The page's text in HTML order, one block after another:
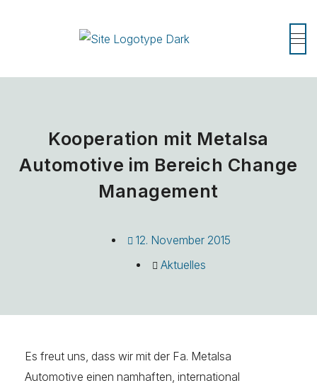
Kooperation mit Metalsa
Automotive im Bereich Change
Management
12. November 2015
Aktuelles
Es freut uns, dass wir mit der Fa. Metalsa
Automotive einen namhaften, international